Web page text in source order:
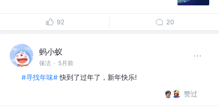
92 20
蚂小蚁
保洁 · 5月前
#寻找年味#快到了过年了，新年快乐!
赞过